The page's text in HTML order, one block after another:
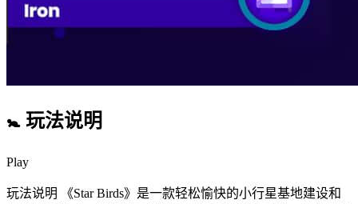
🚼 玩法说明
Play
玩法说明 《Star Birds》是一款轻松愉快的小行星基地建设和